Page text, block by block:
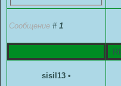
Сообщение # 1
sisil13 •